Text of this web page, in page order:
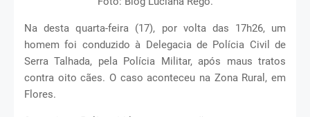
Na desta quarta-feira (17), por volta das 17h26, um
homem foi conduzido à Delegacia de Polícia Civil de
Serra Talhada, pela Polícia Militar, após maus tratos
contra oito cães. O caso aconteceu na Zona Rural, em
Flores.